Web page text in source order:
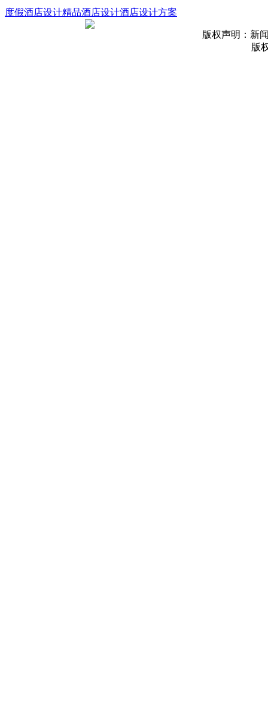
度假酒店设计精品酒店设计酒店设计方案
版权声明：新
版